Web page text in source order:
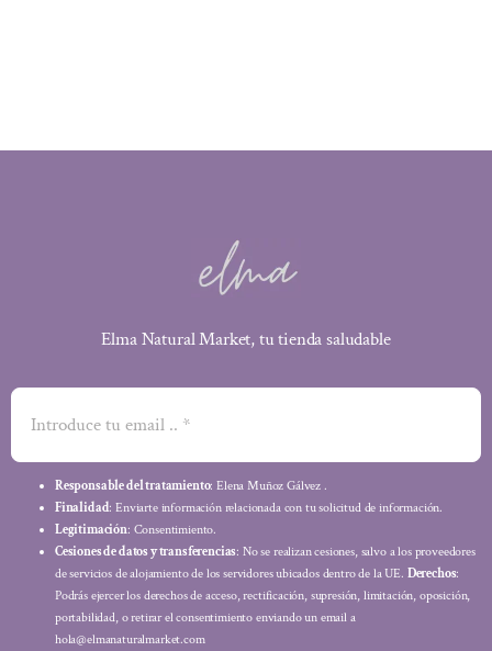
Elma Natural Market, tu tienda saludable
Responsable del tratamiento: Elena Muñoz Gálvez .
Finalidad: Enviarte información relacionada con tu solicitud de información.
Legitimación: Consentimiento.
Cesiones de datos y transferencias: No se realizan cesiones, salvo a los proveedores
de servicios de alojamiento de los servidores ubicados dentro de la UE. Derechos:
Podrás ejercer los derechos de acceso, rectificación, supresión, limitación, oposición,
portabilidad, o retirar el consentimiento enviando un email a
hola@elmanaturalmarket.com